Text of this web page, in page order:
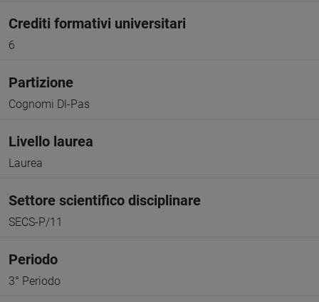
Crediti formativi universitari
6
Partizione
Cognomi Dl-Pas
Livello laurea
Laurea
Settore scientifico disciplinare
SECS-P/11
Periodo
3° Periodo